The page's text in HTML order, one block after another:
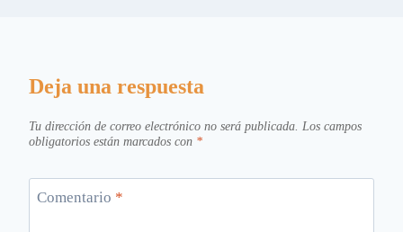
Deja una respuesta
Tu dirección de correo electrónico no será publicada. Los campos
obligatorios están marcados con *
Comentario *